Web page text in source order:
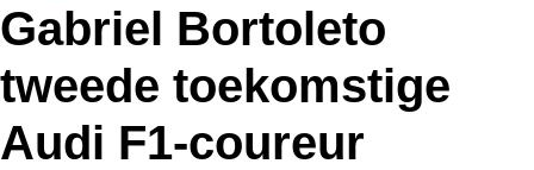
Gabriel Bortoleto
tweede toekomstige
Audi F1-coureur